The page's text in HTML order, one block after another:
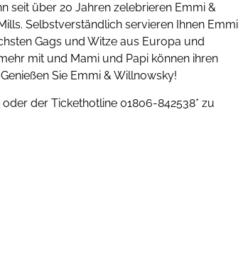
seit über 20 Jahren zelebrieren Emmi &
Selbstverständlich servieren Ihnen Emmi
Gags und Witze aus Europa und
mit und Mami und Papi können ihren
Sie Emmi & Willnowsky!
oder der Tickethotline 01806-842538* zu